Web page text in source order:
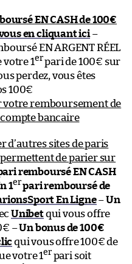
EN CASH de 100€
en cliquant ici–
EN ARGENT RÉEL
votre 1erpari de 100€ sur
perdez, vous êtes
100€
votre remboursement de
bancaire
d’autres sites de paris
permettent de parier sur
remboursé EN CASH
1erpari remboursé de
En Ligne–Un
Unibetqui vous offre
–Un bonus de 100€
qui vous offre 100€ de
votre 1er pari soit